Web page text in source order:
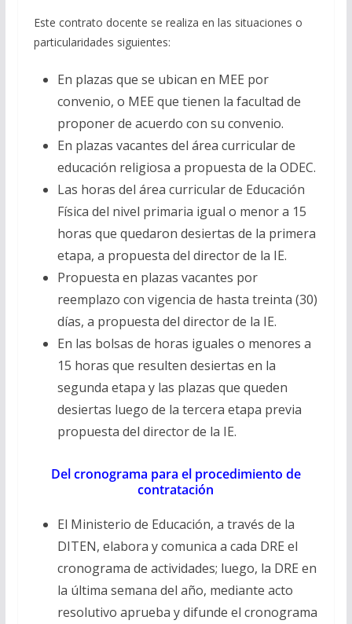
Este contrato docente se realiza en las situaciones o
particularidades siguientes:
En plazas que se ubican en MEE por
convenio, o MEE que tienen la facultad de
proponer de acuerdo con su convenio.
En plazas vacantes del área curricular de
educación religiosa a propuesta de la ODEC.
Las horas del área curricular de Educación
Física del nivel primaria igual o menor a 15
horas que quedaron desiertas de la primera
etapa, a propuesta del director de la IE.
Propuesta en plazas vacantes por
reemplazo con vigencia de hasta treinta (30)
días, a propuesta del director de la IE.
En las bolsas de horas iguales o menores a
15 horas que resulten desiertas en la
segunda etapa y las plazas que queden
desiertas luego de la tercera etapa previa
propuesta del director de la IE.
Del cronograma para el procedimiento de
contratación
El Ministerio de Educación, a través de la
DITEN, elabora y comunica a cada DRE el
cronograma de actividades; luego, la DRE en
la última semana del año, mediante acto
resolutivo aprueba y difunde el cronograma